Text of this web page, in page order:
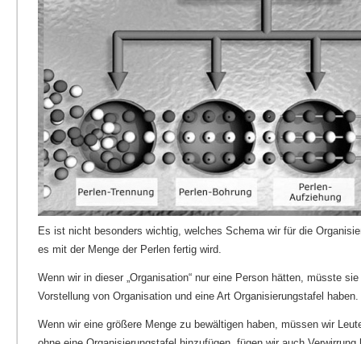
Es ist nicht besonders wichtig, welches Schema wir für die
es mit der Menge der Perlen fertig wird.
Wenn wir in dieser „Organisation“ nur eine Person hätten, müsste
Vorstellung von Organisation und eine Art Organisierungstafel haben.
Wenn wir eine größere Menge zu bewältigen haben, müssen wir